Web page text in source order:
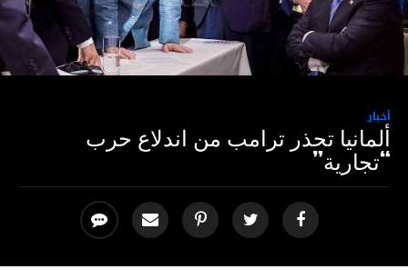
أخبار
ألمانيا تحذر ترامب من اندلاع حرب
“تجارية”